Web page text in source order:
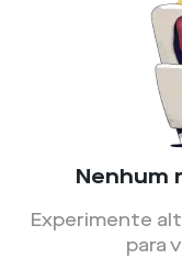
Nenhum
Experimente
para